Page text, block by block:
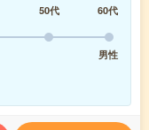
50代
60代
男性